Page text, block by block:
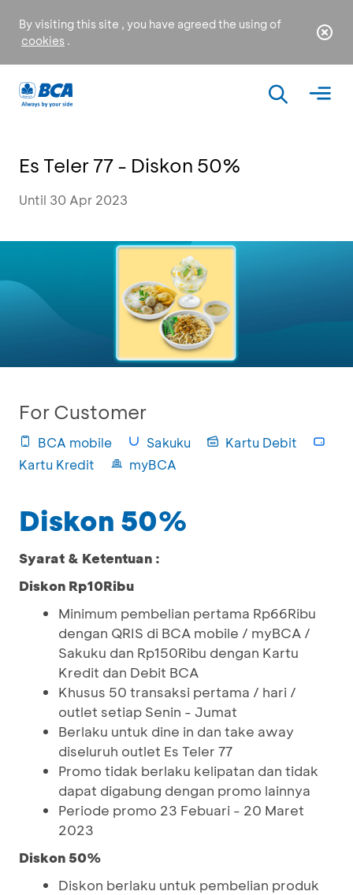
By visiting this site , you have agreed the using of
cookies .
Es Teler 77 - Diskon 50%
Until 30 Apr 2023
For Customer
BCA mobile Sakuku
Kartu Debit
Kartu Kredit
myBCA
Diskon 50%
Syarat & Ketentuan :
Diskon Rp10Ribu
Minimum pembelian pertama Rp66Ribu
dengan QRIS di BCA mobile / myBCA /
Sakuku dan Rp150Ribu dengan Kartu
Kredit dan Debit BCA
Khusus 50 transaksi pertama / hari /
outlet setiap Senin - Jumat
Berlaku untuk dine in dan take away
diseluruh outlet Es Teler 77
Promo tidak berlaku kelipatan dan tidak
dapat digabung dengan promo lainnya
Periode promo 23 Febuari - 20 Maret
2023
Diskon 50%
Diskon berlaku untuk pembelian produk